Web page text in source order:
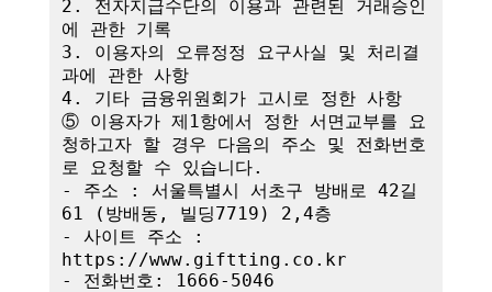
2. 전자지급수단의 이용과 관련된 거래승인
에 관한 기록
3. 이용자의 오류정정 요구사실 및 처리결
과에 관한 사항
4. 기타 금융위원회가 고시로 정한 사항
⑤ 이용자가 제1항에서 정한 서면교부를 요
청하고자 할 경우 다음의 주소 및 전화번호
로 요청할 수 있습니다.
- 주소 : 서울특별시 서초구 방배로 42길
61 (방배동, 빌딩7719) 2,4층
- 사이트 주소 :
https://www.giftting.co.kr
- 전화번호: 1666-5046